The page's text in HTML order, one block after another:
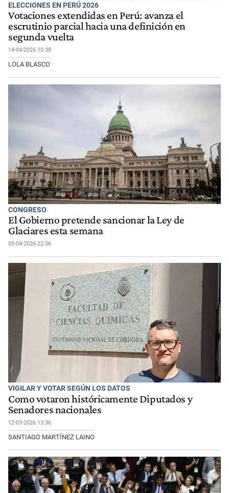
ELECCIONES EN PERÚ 2026
Votaciones extendidas en Perú: avanza el
escrutinio parcial hacia una definición en
segunda vuelta
14-04-2026 10:38
LOLA BLASCO
CONGRESO
El Gobierno pretende sancionar la Ley de
Glaciares esta semana
05-04-2026 22:56
VIGILAR Y VOTAR SEGÚN LOS DATOS
Como votaron históricamente Diputados y
Senadores nacionales
12-03-2026 13:36
SANTIAGO MARTÍNEZ LAINO